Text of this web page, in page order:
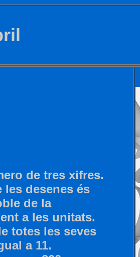
de tres xifres.
les desenes és
de la
a les unitats.
totes les seves
a 11.